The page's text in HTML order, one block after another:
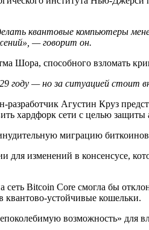
квантовые компьютеры
— говорит он.
Шора, способного взломать
году — но за ситуацией стоит
разработчик Агустин Круз
хардфорк сети с целью
миграцию
для изменений в консенсусе,
сеть Bitcoin Core смогла бы
квантово-устойчивые кошельки.
возможность» для